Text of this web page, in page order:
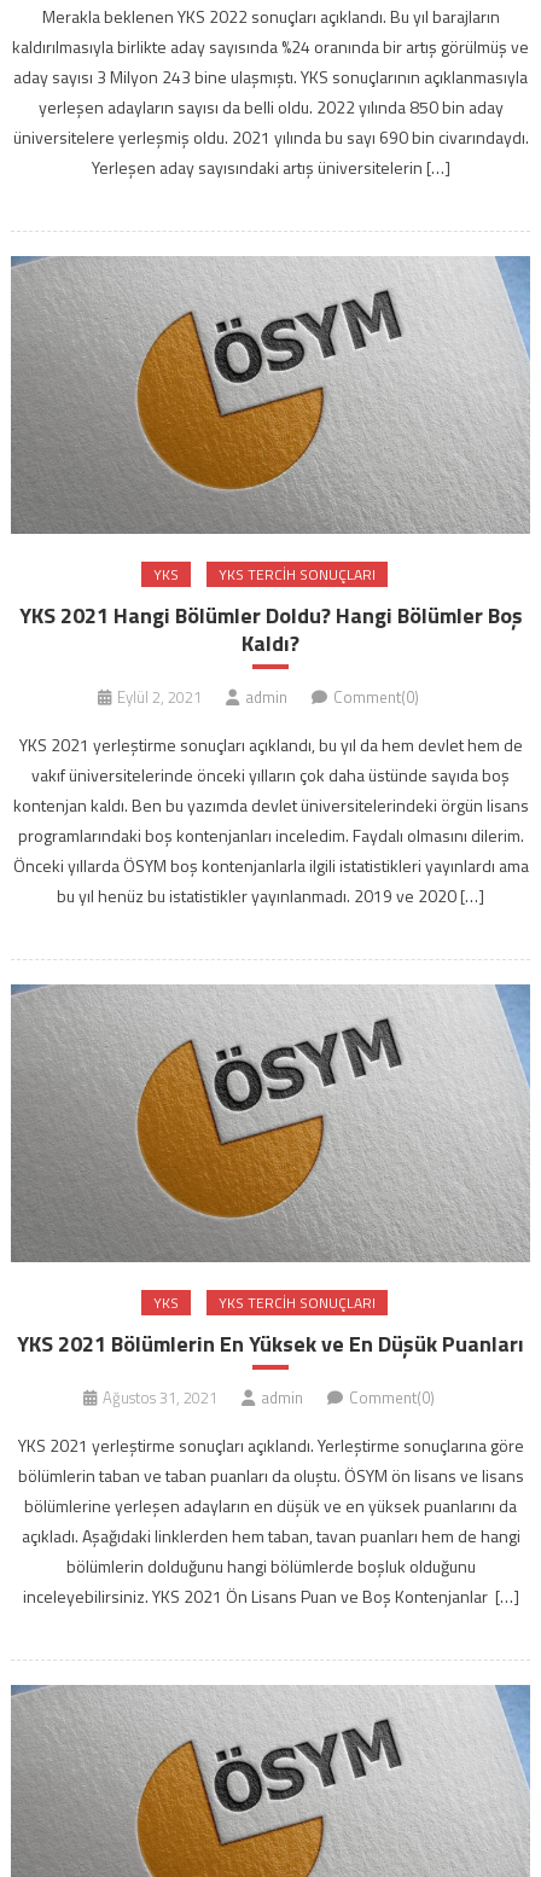
Merakla beklenen YKS 2022 sonuçları açıklandı. Bu yıl barajların
kaldırılmasıyla birlikte aday sayısında %24 oranında bir artış görülmüş ve
aday sayısı 3 Milyon 243 bine ulaşmıştı. YKS sonuçlarının açıklanmasıyla
yerleşen adayların sayısı da belli oldu. 2022 yılında 850 bin aday
üniversitelere yerleşmiş oldu. 2021 yılında bu sayı 690 bin civarındaydı.
Yerleşen aday sayısındaki artış üniversitelerin […]
YKS YKS TERCIH SONUÇLARI
YKS 2021 Hangi Bölümler Doldu? Hangi Bölümler Boş
Kaldı?
Eylül 2, 2021 admin Comment(0)
YKS 2021 yerleştirme sonuçları açıklandı, bu yıl da hem devlet hem de
vakıf üniversitelerinde önceki yılların çok daha üstünde sayıda boş
kontenjan kaldı. Ben bu yazımda devlet üniversitelerindeki örgün lisans
programlarındaki boş kontenjanları inceledim. Faydalı olmasını dilerim.
Önceki yıllarda ÖSYM boş kontenjanlarla ilgili istatistikleri yayınlardı ama
bu yıl henüz bu istatistikler yayınlanmadı. 2019 ve 2020 […]
YKS YKS TERCIH SONUÇLARI
YKS 2021 Bölümlerin En Yüksek ve En Düşük Puanları
Ağustos 31, 2021 admin Comment(0)
YKS 2021 yerleştirme sonuçları açıklandı. Yerleştirme sonuçlarına göre
bölümlerin taban ve taban puanları da oluştu. ÖSYM ön lisans ve lisans
bölümlerine yerleşen adayların en düşük ve en yüksek puanlarını da
açıkladı. Aşağıdaki linklerden hem taban, tavan puanları hem de hangi
bölümlerin dolduğunu hangi bölümlerde boşluk olduğunu
inceleyebilirsiniz. YKS 2021 Ön Lisans Puan ve Boş Kontenjanlar […]